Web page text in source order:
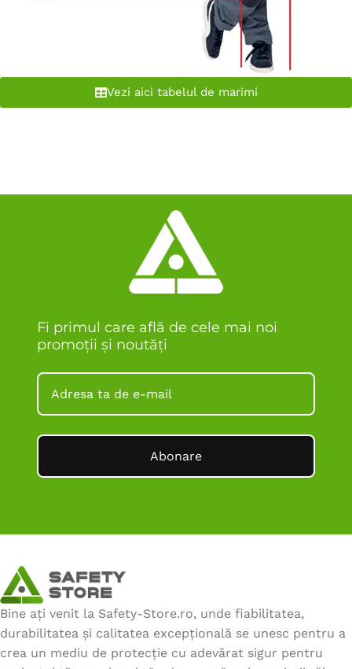
Vezi aici tabelul de marimi
Fi primul care află de cele mai noi
promoții și noutăți
Abonare
Bine ați venit la Safety-Store.ro, unde fiabilitatea,
durabilitatea și calitatea excepțională se unesc pentru a
crea un mediu de protecție cu adevărat sigur pentru